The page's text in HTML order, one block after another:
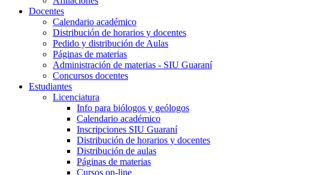
Docentes
Calendario académico
Distribución de horarios y docentes
Pedido y distribución de Aulas
Páginas de materias
Administración de materias - SIU Guaraní
Concursos docentes
Estudiantes
Licenciatura
Info para biólogos y geólogos
Calendario académico
Inscripciones SIU Guaraní
Distribución de horarios y docentes
Distribución de aulas
Páginas de materias
Cursos on-line